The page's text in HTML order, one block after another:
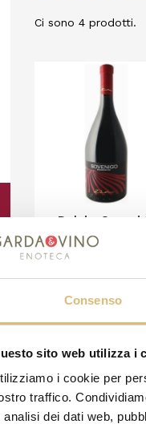
Consenso
sito web utilizza i
i cookie per
traffico.
analisi dei dati web,
Ci sono 4 prodotti.
Delai -
Rebo
14,90 €